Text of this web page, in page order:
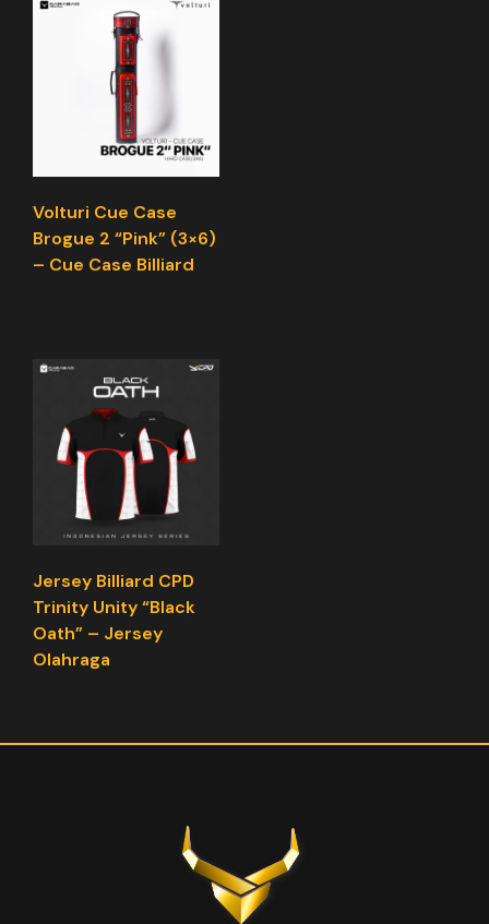
Volturi Cue Case
Brogue 2 “Pink” (3×6)
– Cue Case Billiard
Jersey Billiard CPD
Trinity Unity “Black
Oath” – Jersey
Olahraga